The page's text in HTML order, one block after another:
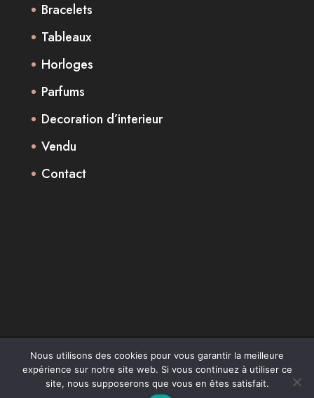
Bracelets
Tableaux
Horloges
Parfums
Decoration d’interieur
Vendu
Contact
Design deElegant Themes| Propulsé par
Nous utilisons des cookies pour vous garantir la meilleure
expérience sur notre site web. Si vous continuez à utiliser ce
site, nous supposerons que vous en êtes satisfait.